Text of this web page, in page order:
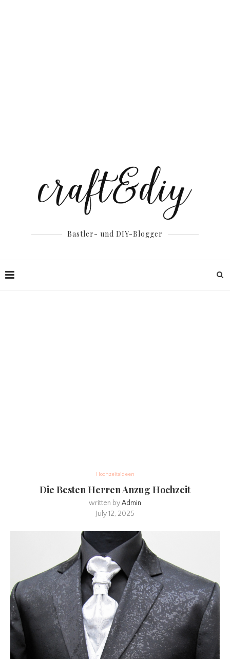
Bastler- und DIY-Blogger
Hochzeitsideen
Die Besten Herren Anzug Hochzeit
written byAdmin
July 12, 2025